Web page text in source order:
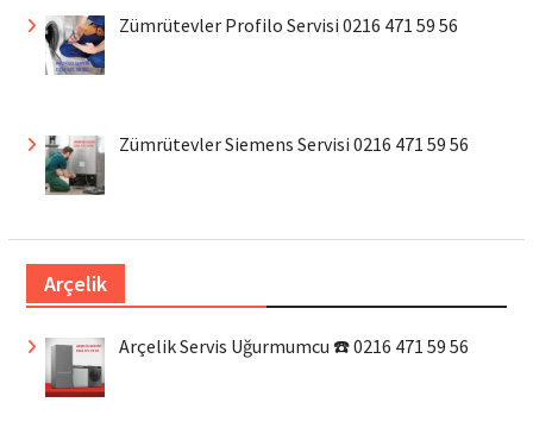
Zümrütevler Profilo Servisi 0216 471 59 56
Zümrütevler Siemens Servisi 0216 471 59 56
Arçelik
Arçelik Servis Uğurmumcu ☎️ 0216 471 59 56